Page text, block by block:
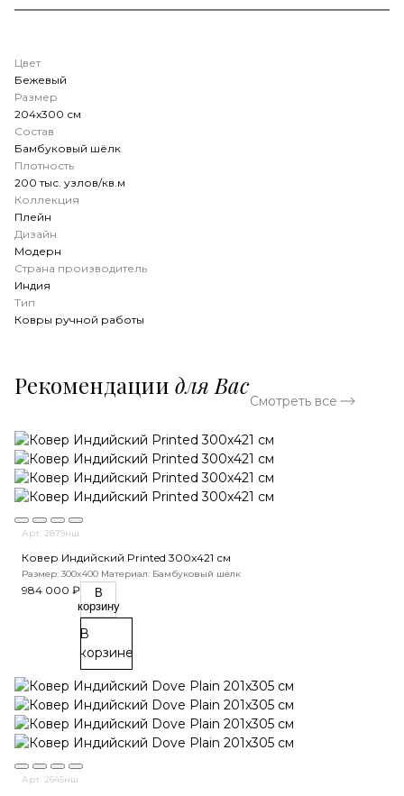
Цвет
Бежевый
Размер
204x300 см
Состав
Бамбуковый шёлк
Плотность
200 тыс. узлов/кв.м
Коллекция
Плейн
Дизайн
Модерн
Страна производитель
Индия
Тип
Ковры ручной работы
Рекомендации для Вас
Смотреть все
Арт. 2879нш
Ковер Индийский Printed 300x421 см
Размер: 300x400 Материал: Бамбуковый шёлк
984 000 ₽
В
корзину
В
корзине
Арт. 2645нш